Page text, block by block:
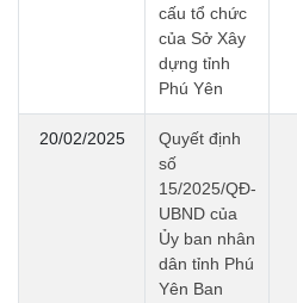
cấu tổ chức
của Sở Xây
dựng tỉnh
Phú Yên
20/02/2025
Quyết định
số
15/2025/QĐ-
UBND của
Ủy ban nhân
dân tỉnh Phú
Yên Ban